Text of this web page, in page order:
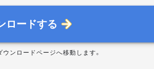
ロードする
ウンロードページへ移動します。